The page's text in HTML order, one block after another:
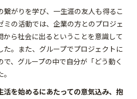
がりを学び、一生涯の友人も得るこ
ミの活動では、企業の方とのプロジェ
から社会に出るということを意識して
。また、グループでプロジェクトに
、グループの中で自分が「どう動く
活を始めるにあたっての意気込み、抱